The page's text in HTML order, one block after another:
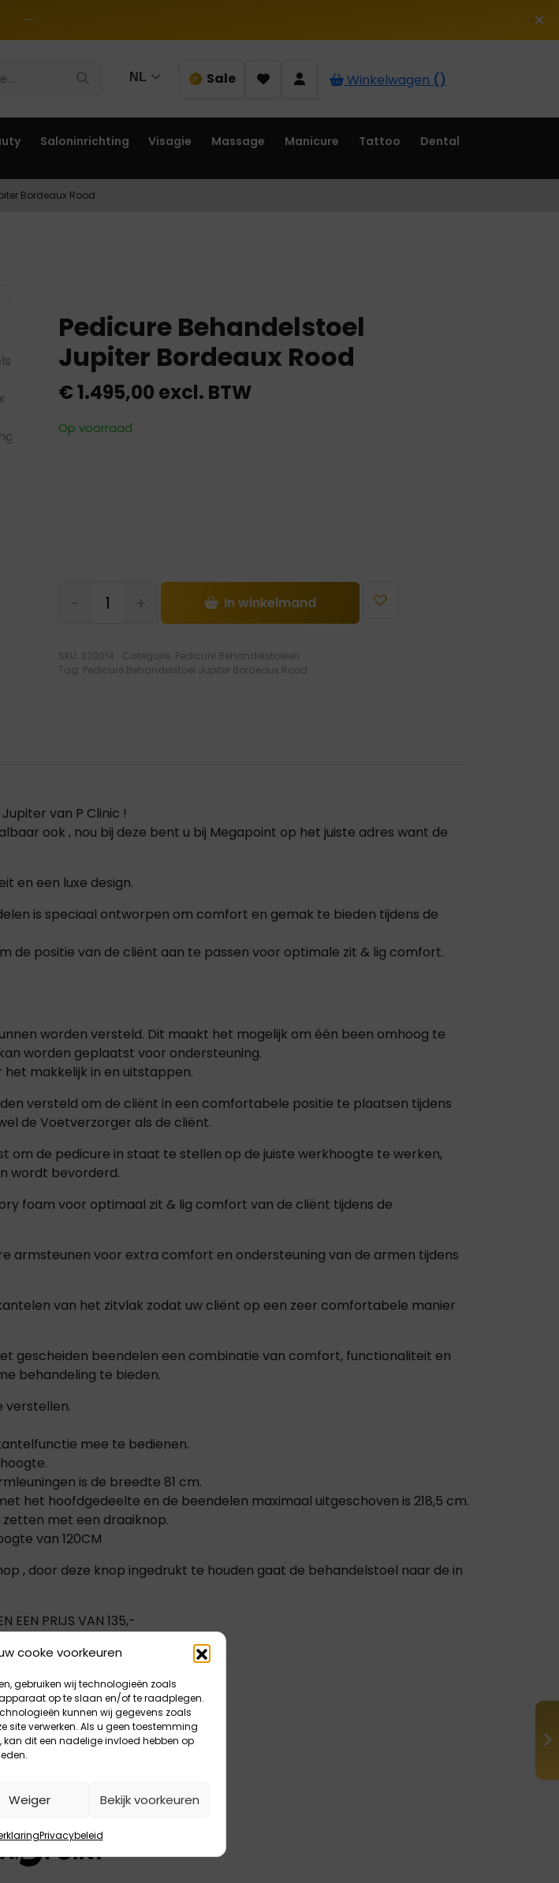
cooke voorkeuren
gebruiken wij technologieën zoals
op te slaan en/of te raadplegen.
kunnen wij gegevens zoals
site verwerken. Als u geen toestemming
dit een nadelige invloed hebben op
Weiger Bekijk voorkeuren
Privacybeleid
—
NL Sale Winkelwagen ()
Saloninrichting Visagie Massage Manicure Tattoo Dental
Bordeaux Rood
Pedicure Behandelstoel
Jupiter Bordeaux Rood
€1.495,00 excl. BTW
Op voorraad
-
Behandelstoel
Bordeaux
Rood
+ In winkelmand
SKU: 220014 Categorie: Pedicure Behandelstoelen
Tag: Pedicure Behandelstoel Jupiter Bordeaux Rood
van P Clinic !
ook , nou bij deze bent u bij Megapoint op het juiste adres want de
en een luxe design.
is speciaal ontworpen om comfort en gemak te bieden tijdens de
de positie van de cliënt aan te passen voor optimale zit & lig comfort.
worden versteld. Dit maakt het mogelijk om één been omhoog te
worden geplaatst voor ondersteuning.
makkelijk in en uitstappen.
versteld om de cliënt in een comfortabele positie te plaatsen tijdens
de Voetverzorger als de cliënt.
om de pedicure in staat te stellen op de juiste werkhoogte te werken,
wordt bevorderd.
foam voor optimaal zit & lig comfort van de cliënt tijdens de
armsteunen voor extra comfort en ondersteuning van de armen tijdens
van het zitvlak zodat uw cliënt op een zeer comfortabele manier
gescheiden beendelen een combinatie van comfort, functionaliteit en
behandeling te bieden.
verstellen.
mee te bedienen.
is de breedte 81 cm.
het hoofdgedeelte en de beendelen maximaal uitgeschoven is 218,5 cm.
met een draaiknop.
van 120CM
, door deze knop ingedrukt te houden gaat de behandelstoel naar de in
EEN PRIJS VAN 135,-